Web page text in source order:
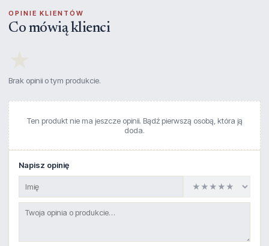
OPINIE KLIENTÓW
Co mówią klienci
Brak opinii o tym produkcie.
Ten produkt nie ma jeszcze opinii. Bądź pierwszą osobą, która ją
doda.
Napisz opinię